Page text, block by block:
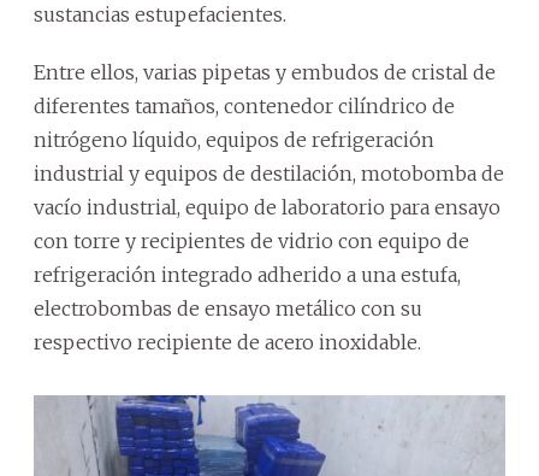
sustancias estupefacientes.
Entre ellos, varias pipetas y embudos de cristal de
diferentes tamaños, contenedor cilíndrico de
nitrógeno líquido, equipos de refrigeración
industrial y equipos de destilación, motobomba de
vacío industrial, equipo de laboratorio para ensayo
con torre y recipientes de vidrio con equipo de
refrigeración integrado adherido a una estufa,
electrobombas de ensayo metálico con su
respectivo recipiente de acero inoxidable.